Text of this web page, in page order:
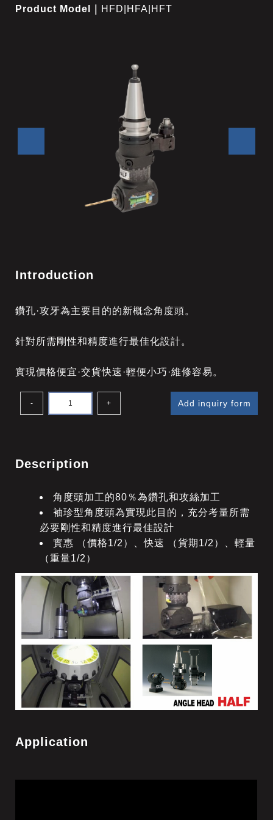
Product Model｜ HFD|HFA|HFT
Introduction
鑽孔·攻牙為主要目的的新概念角度頭。
針對所需剛性和精度進行最佳化設計。
實現價格便宜·交貨快速·輕便小巧·維修容易。
- + Add inquiry form
Description
角度頭加工的80％為鑽孔和攻絲加工
袖珍型角度頭為實現此目的，充分考量所需
必要剛性和精度進行最佳設計
實惠 （價格1/2）、快速 （貨期1/2）、輕量
（重量1/2）
Application